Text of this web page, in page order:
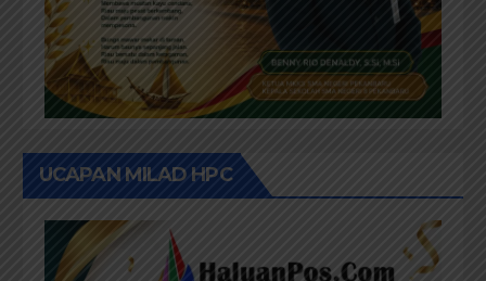
UCAPAN MILAD HPC